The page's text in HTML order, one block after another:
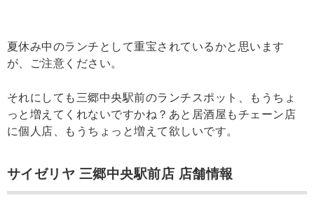
夏休み中のランチとして重宝されているかと思います
が、ご注意ください。
それにしても三郷中央駅前のランチスポット、もうちょ
っと増えてくれないですかね？あと居酒屋もチェーン店
に個人店、もうちょっと増えて欲しいです。
サイゼリヤ 三郷中央駅前店 店舗情報